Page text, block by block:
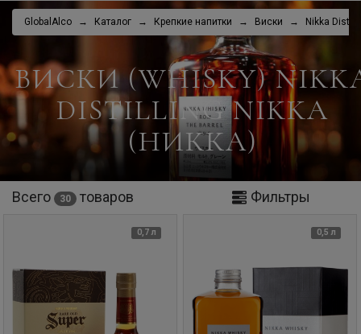
GlobalAlco Каталог Крепкие напитки Виски Nikka
ВИСКИ (WHISKY)
DISTILLING NIKKA
(НИККА)
Всего 30 товаров Фильтры
0,7 л 0,5 л